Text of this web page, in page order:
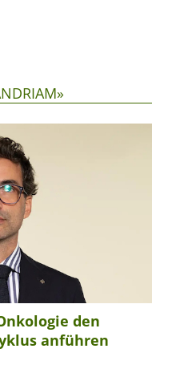
den
anführen